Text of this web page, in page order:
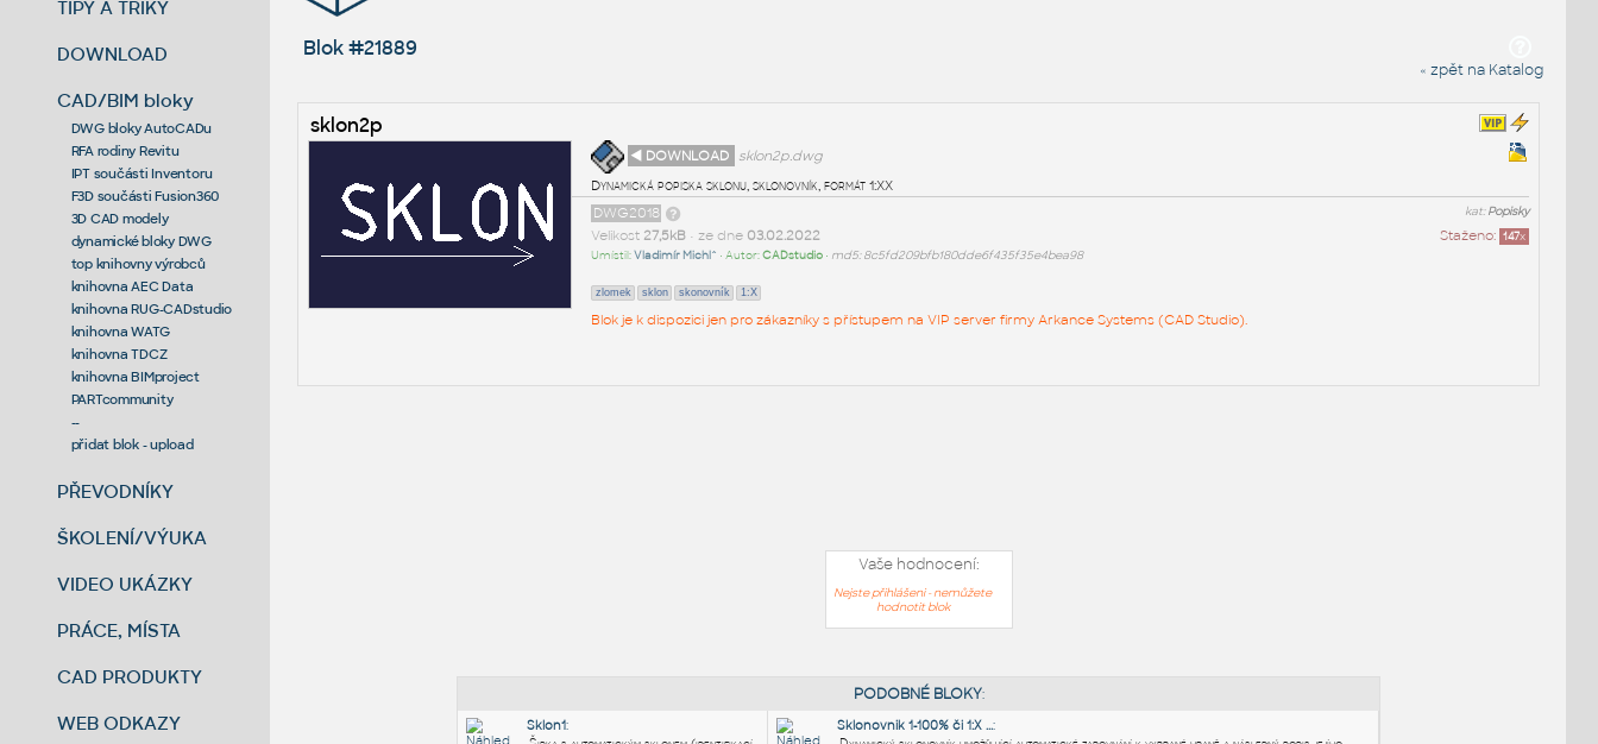
TIPY A TRIKY
DOWNLOAD
CAD/BIM bloky
DWG bloky AutoCADu
RFA rodiny Revitu
IPT součásti Inventoru
F3D součásti Fusion360
3D CAD modely
dynamické bloky DWG
top knihovny výrobců
knihovna AEC Data
knihovna RUG-CADstudio
knihovna WATG
knihovna TDCZ
knihovna BIMproject
PARTcommunity
--
přidat blok - upload
PŘEVODNÍKY
ŠKOLENÍ/VÝUKA
VIDEO UKÁZKY
PRÁCE, MÍSTA
CAD PRODUKTY
WEB ODKAZY
Blok #21889
« zpět na Katalog
sklon2p
◄ DOWNLOAD
sklon2p.dwg
Dynamická popiska sklonu, sklonovník, formát 1:XX
kat:Popisky
DWG2018
Staženo: 147x
Velikost 27,5kB• ze dne 03.02.2022
Umístil:Vladimír Michl^ • Autor:CADstudio• md5: 8c5fd209bfb180dde6f435f35e4bea98
zlomek sklon skonovník 1:X
Blok je k dispozici jen pro zákazníky s přístupem na VIP server firmy Arkance Systems (CAD Studio).
Vaše hodnocení:
Nejste přihlášeni - nemůžete
hodnotit blok